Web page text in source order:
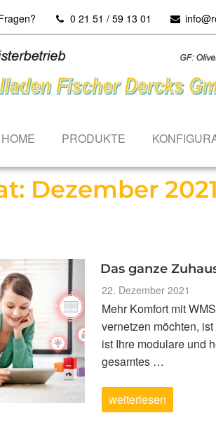
0 21 51 / 59 13 01
HOME PRODUKTE
Dezember 2021
Das ganze
Veröffentlicht
am
22. Dezember 2021
Mehr Komfort mit
vernetzen möchten,
ist Ihre modulare und
gesamtes …
„Das
ganze
weiterlesen